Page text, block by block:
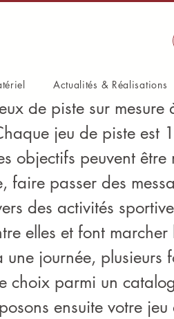
in TNT
de piste sur mesure
jeu de piste est
objectifs peuvent être
faire passer des
des activités
elles et font
journée, plusieurs
choix parmi un
ensuite votre
Actualités & Réalisations